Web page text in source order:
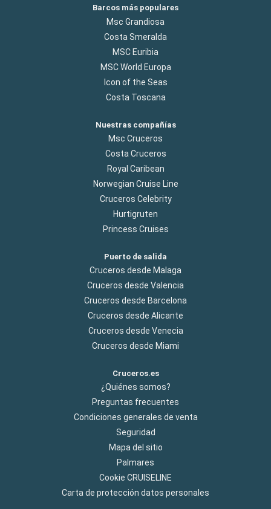
Barcos más populares
Msc Grandiosa
Costa Smeralda
MSC Euribia
MSC World Europa
Icon of the Seas
Costa Toscana
Nuestras compañías
Msc Cruceros
Costa Cruceros
Royal Caribean
Norwegian Cruise Line
Cruceros Celebrity
Hurtigruten
Princess Cruises
Puerto de salida
Cruceros desde Malaga
Cruceros desde Valencia
Cruceros desde Barcelona
Cruceros desde Alicante
Cruceros desde Venecia
Cruceros desde Miami
Cruceros.es
¿Quiénes somos?
Preguntas frecuentes
Condiciones generales de venta
Seguridad
Mapa del sitio
Palmares
Cookie CRUISELINE
Carta de protección datos personales